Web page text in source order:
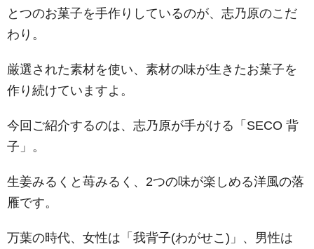
とつのお菓子を手作りしているのが、志乃原のこだ
わり。
厳選された素材を使い、素材の味が生きたお菓子を
作り続けていますよ。
今回ご紹介するのは、志乃原が手がける「SECO 背
子」。
生姜みるくと苺みるく、2つの味が楽しめる洋風の落
雁です。
万葉の時代、女性は「我背子(わがせこ)」、男性は